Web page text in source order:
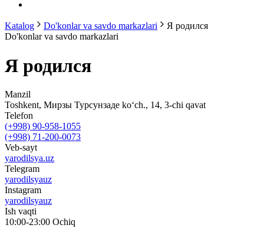
Katalog Do'konlar va savdo markazlari
Я родился
Do'konlar va savdo markazlari
Я родился
Manzil
Toshkent, Мирзы Турсунзаде ko‘ch., 14, 3-chi qavat
Telefon
(+998) 90-958-1055
(+998) 71-200-0073
Veb-sayt
yarodilsya.uz
Telegram
yarodilsyauz
Instagram
yarodilsyauz
Ish vaqti
10:00-23:00 Ochiq